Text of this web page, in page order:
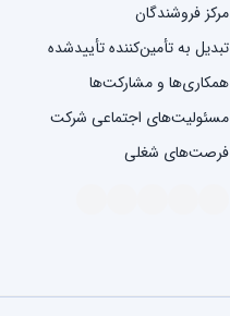
مرکز فروشندگان
تبدیل به تأمین‌کننده تأییدشده
همکاری‌ها و مشارکت‌ها
مسئولیت‌های اجتماعی شرکت
فرصت‌های شغلی